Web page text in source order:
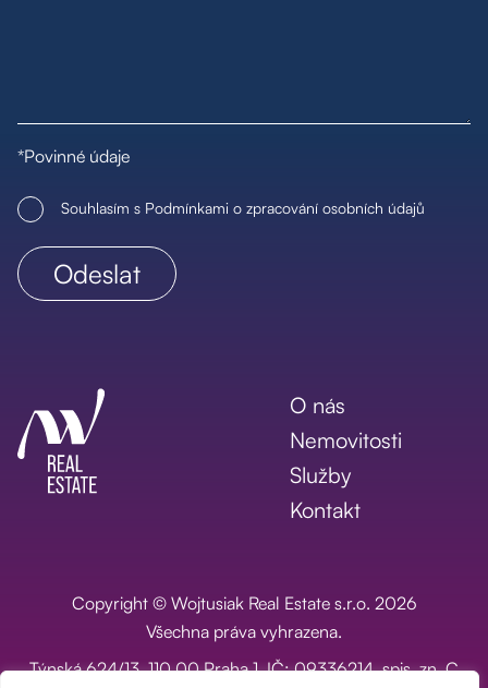
*Povinné údaje
Souhlasím s Podmínkami o zpracování osobních údajů
O nás
Nemovitosti
Služby
Kontakt
Copyright © Wojtusiak Real Estate s.r.o. 2026
Všechna práva vyhrazena.
Týnská 624/13, 110 00 Praha 1, IČ: 09336214, spis. zn. C